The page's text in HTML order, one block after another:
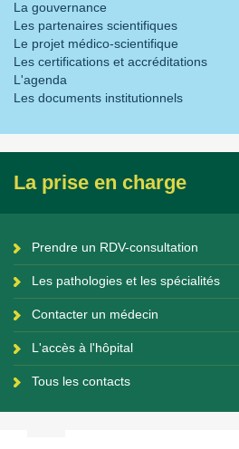
La gouvernance
Les partenaires scientifiques
Le projet médico-scientifique
Les certifications et accréditations
L'agenda
Les documents institutionnels
La prise en charge
Prendre un RDV-consultation
Les pathologies et les spécialités
Contacter un médecin
L'accès à l'hôpital
Tous les contacts